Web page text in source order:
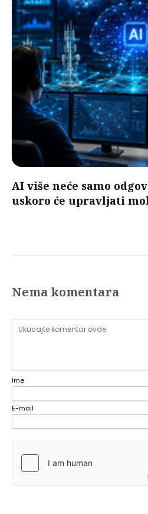
AI više neće samo
uskoro će upravljati
Nema komentara
Ime
E-mail